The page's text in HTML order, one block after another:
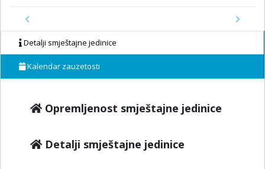
Previous
Next
Detalji smještajne jedinice
Kalendar zauzetosti
Opremljenost smještajne jedinice
Detalji smještajne jedinice